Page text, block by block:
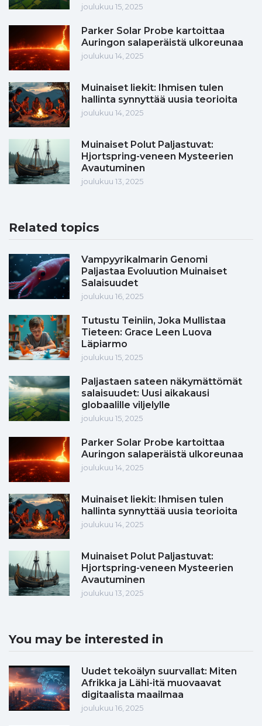
joulukuu 15, 2025
Parker Solar Probe kartoittaa
Auringon salaperäistä ulkoreunaa
joulukuu 14, 2025
Muinaiset liekit: Ihmisen tulen
hallinta synnyttää uusia teorioita
joulukuu 14, 2025
Muinaiset Polut Paljastuvat:
Hjortspring-veneen Mysteerien
Avautuminen
joulukuu 13, 2025
Related topics
Vampyyrikalmarin Genomi
Paljastaa Evoluution Muinaiset
Salaisuudet
joulukuu 16, 2025
Tutustu Teiniin, Joka Mullistaa
Tieteen: Grace Leen Luova
Läpiarmo
joulukuu 15, 2025
Paljastaen sateen näkymättömät
salaisuudet: Uusi aikakausi
globaalille viljelylle
joulukuu 15, 2025
Parker Solar Probe kartoittaa
Auringon salaperäistä ulkoreunaa
joulukuu 14, 2025
Muinaiset liekit: Ihmisen tulen
hallinta synnyttää uusia teorioita
joulukuu 14, 2025
Muinaiset Polut Paljastuvat:
Hjortspring-veneen Mysteerien
Avautuminen
joulukuu 13, 2025
You may be interested in
Uudet tekoälyn suurvallat: Miten
Afrikka ja Lähi-itä muovaavat
digitaalista maailmaa
joulukuu 16, 2025